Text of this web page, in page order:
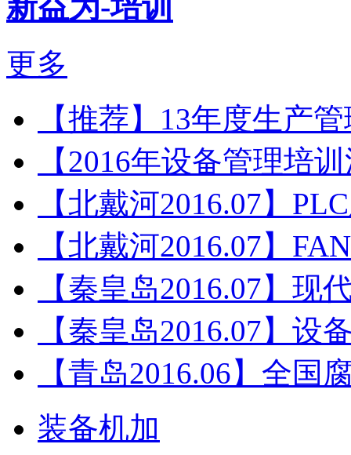
更多
【推荐】13年度生产
【2016年设备管理培
【北戴河2016.07】
【北戴河2016.07】
【秦皇岛2016.07】现
【秦皇岛2016.07】设
【青岛2016.06】全国
装备机加